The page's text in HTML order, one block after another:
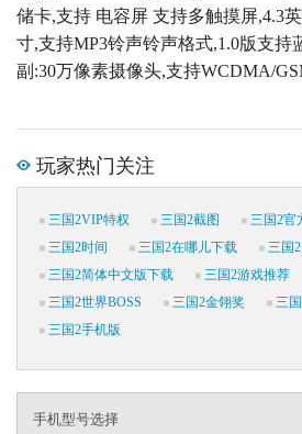
储卡,支持 电容屏 支持多触摸屏,4.3
寸,支持MP3铃声铃声格式,1.0版支持
副:30万像素摄像头,支持WCDMA/
玩家热门关注
三国2VIP特权 三国2截图 三国2官
三国2时间
三国2在哪儿下载 三国
三国2简体中文版下载
三国2游戏推荐
三国2世界BOSS
三国2金翎奖
三
三国2手机版
手机型号选择